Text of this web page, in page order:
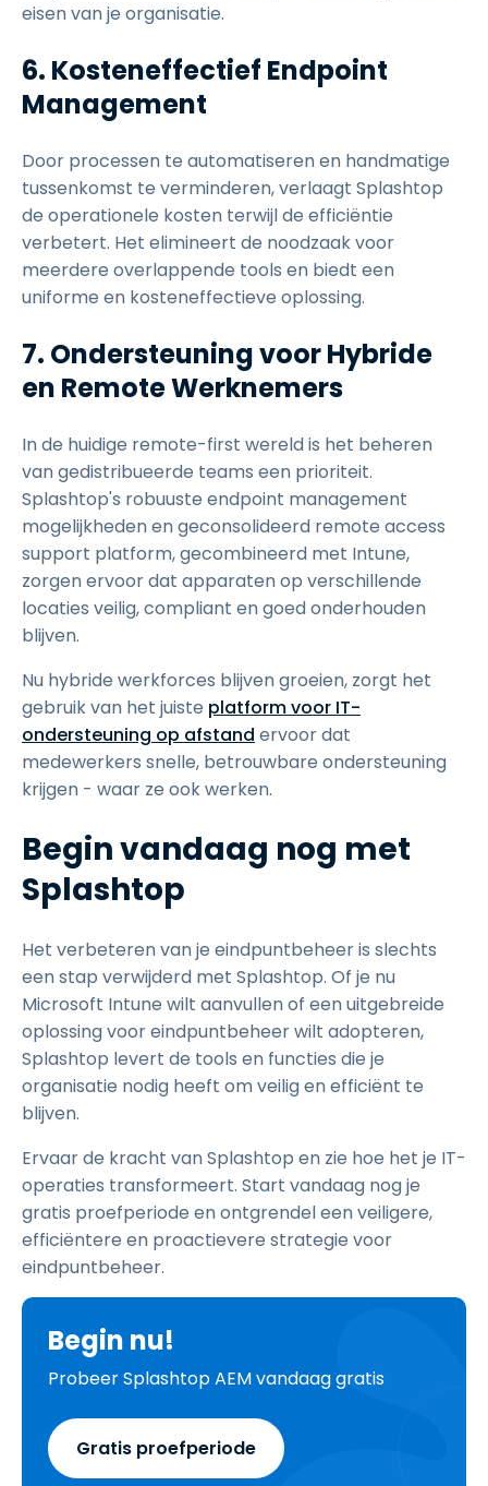
eisen van je organisatie.
6. Kosteneffectief Endpoint
Management
Door processen te automatiseren en handmatige
tussenkomst te verminderen, verlaagt Splashtop
de operationele kosten terwijl de efficiëntie
verbetert. Het elimineert de noodzaak voor
meerdere overlappende tools en biedt een
uniforme en kosteneffectieve oplossing.
7. Ondersteuning voor Hybride
en Remote Werknemers
In de huidige remote-first wereld is het beheren
van gedistribueerde teams een prioriteit.
Splashtop's robuuste endpoint management
mogelijkheden en geconsolideerd remote access
support platform, gecombineerd met Intune,
zorgen ervoor dat apparaten op verschillende
locaties veilig, compliant en goed onderhouden
blijven.
Nu hybride werkforces blijven groeien, zorgt het
gebruik van het juiste platform voor IT-
ondersteuning op afstand ervoor dat
medewerkers snelle, betrouwbare ondersteuning
krijgen - waar ze ook werken.
Begin vandaag nog met
Splashtop
Het verbeteren van je eindpuntbeheer is slechts
een stap verwijderd met Splashtop. Of je nu
Microsoft Intune wilt aanvullen of een uitgebreide
oplossing voor eindpuntbeheer wilt adopteren,
Splashtop levert de tools en functies die je
organisatie nodig heeft om veilig en efficiënt te
blijven.
Ervaar de kracht van Splashtop en zie hoe het je IT-
operaties transformeert. Start vandaag nog je
gratis proefperiode en ontgrendel een veiligere,
efficiëntere en proactievere strategie voor
eindpuntbeheer.
Begin nu!
Probeer Splashtop AEM vandaag gratis
Gratis proefperiode